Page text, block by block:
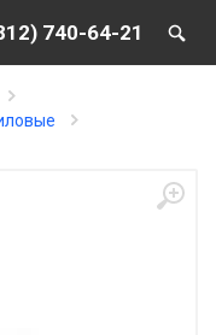
740-64-21